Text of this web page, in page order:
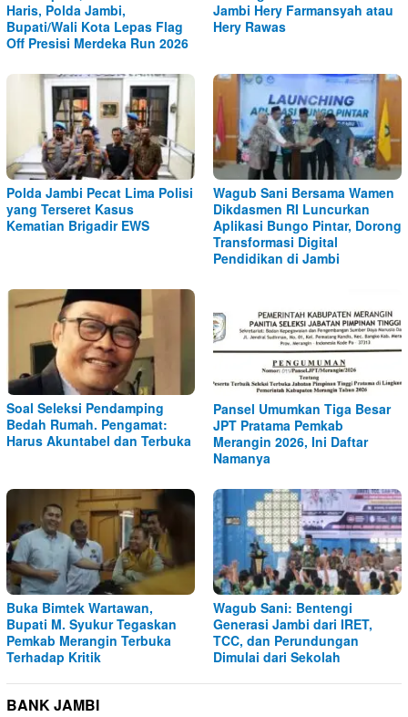
Haris, Polda Jambi,
Bupati/Wali Kota Lepas Flag
Off Presisi Merdeka Run 2026
Jambi Hery Farmansyah atau
Hery Rawas
Polda Jambi Pecat Lima Polisi
yang Terseret Kasus
Kematian Brigadir EWS
Wagub Sani Bersama Wamen
Dikdasmen RI Luncurkan
Aplikasi Bungo Pintar, Dorong
Transformasi Digital
Pendidikan di Jambi
Soal Seleksi Pendamping
Bedah Rumah. Pengamat:
Harus Akuntabel dan Terbuka
Pansel Umumkan Tiga Besar
JPT Pratama Pemkab
Merangin 2026, Ini Daftar
Namanya
Buka Bimtek Wartawan,
Bupati M. Syukur Tegaskan
Pemkab Merangin Terbuka
Terhadap Kritik
Wagub Sani: Bentengi
Generasi Jambi dari IRET,
TCC, dan Perundungan
Dimulai dari Sekolah
BANK JAMBI